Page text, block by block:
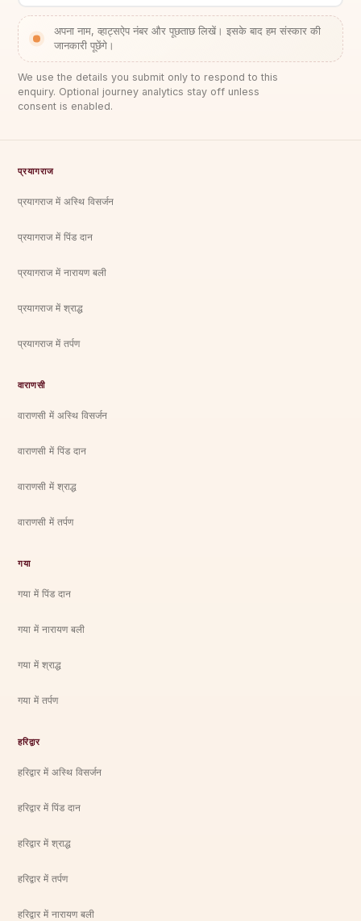
अपना नाम, व्हाट्सऐप नंबर और पूछताछ लिखें। इसके बाद हम संस्कार की
जानकारी पूछेंगे।
We use the details you submit only to respond to this
enquiry. Optional journey analytics stay off unless
consent is enabled.
प्रयागराज
प्रयागराज में अस्थि विसर्जन
प्रयागराज में पिंड दान
प्रयागराज में नारायण बली
प्रयागराज में श्राद्ध
प्रयागराज में तर्पण
वाराणसी
वाराणसी में अस्थि विसर्जन
वाराणसी में पिंड दान
वाराणसी में श्राद्ध
वाराणसी में तर्पण
गया
गया में पिंड दान
गया में नारायण बली
गया में श्राद्ध
गया में तर्पण
हरिद्वार
हरिद्वार में अस्थि विसर्जन
हरिद्वार में पिंड दान
हरिद्वार में श्राद्ध
हरिद्वार में तर्पण
हरिद्वार में नारायण बली